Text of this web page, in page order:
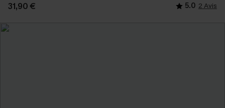
31,90 € 5.0 2 Avis